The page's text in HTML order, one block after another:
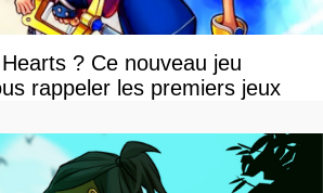
? Ce nouveau jeu
rappeler les premiers jeux